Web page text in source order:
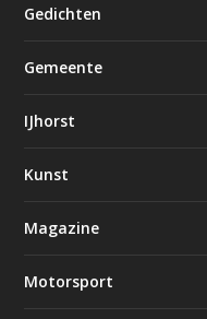
Gedichten
Gemeente
IJhorst
Kunst
Magazine
Motorsport